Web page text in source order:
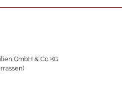
GmbH & Co KG